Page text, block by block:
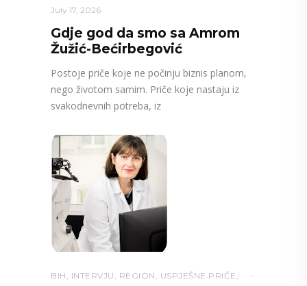
July 17, 2026
Gdje god da smo sa Amrom
Žužić-Bećirbegović
Postoje priče koje ne počinju biznis planom,
nego životom samim. Priče koje nastaju iz
svakodnevnih potreba, iz
BIH , INTERVJU , REGION , USPJEŠNE PRIČE ,